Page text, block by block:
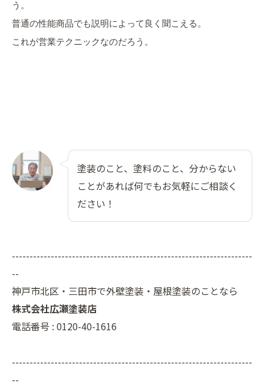
う。
普通の性能商品でも説明によって良く聞こえる。
これが営業テクニックなのだろう。
塗装のこと、塗料のこと、分からない
ことがあれば何でもお気軽にご相談く
ださい！
--------------------------------------------------------------------
--
神戸市北区・三田市で外壁塗装・屋根塗装のことなら
株式会社広瀬塗装店
電話番号 : 0120-40-1616
--------------------------------------------------------------------
--